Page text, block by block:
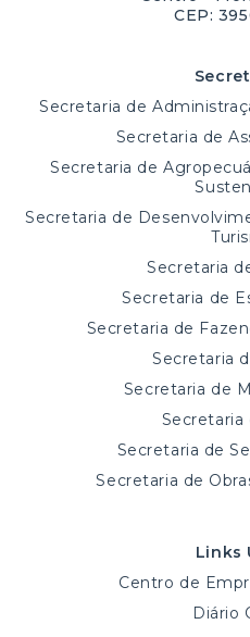
CEP:
Secretaria de
Secretaria de
Secretaria de
Secretaria de
Secretaria
Secretaria de
Secretaria de
Secretaria
Secretaria de
Secretaria
Secretaria de
Secretaria de
Links
Centro de
Diário